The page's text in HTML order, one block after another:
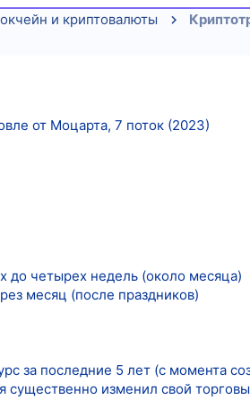
и криптовалюты
от Моцарта, 7 поток (2023)
до четырех недель (около месяца)
месяц (после праздников)
за последние 5 лет (с момента
существенно изменил свой